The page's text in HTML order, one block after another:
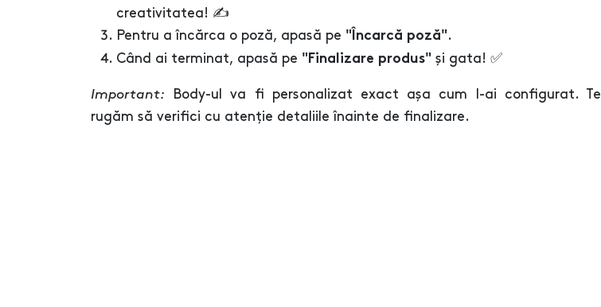
creativitatea! ✍️
Pentru a încărca o poză, apasă pe "Încarcă poză".
Când ai terminat, apasă pe "Finalizare produs" și gata! ✅
Important: Body-ul va fi personalizat exact așa cum l-ai configurat. Te
rugăm să verifici cu atenție detaliile înainte de finalizare.